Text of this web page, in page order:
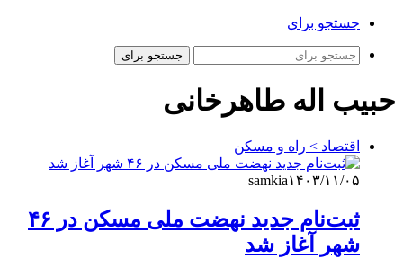
جستجو برای
جستجو برای
حبیب اله طاهرخانی
اقتصاد > راه و مسکن
samkia۱۴۰۳/۱۱/۰۵
ثبت‌نام جدید نهضت ملی مسکن در ۴۶
شهر آغاز شد